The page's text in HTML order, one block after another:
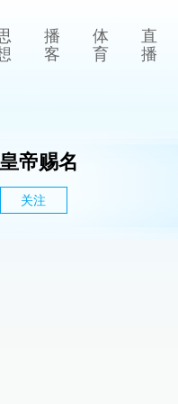
播
客
体
育
直
播
皇帝赐名
关注